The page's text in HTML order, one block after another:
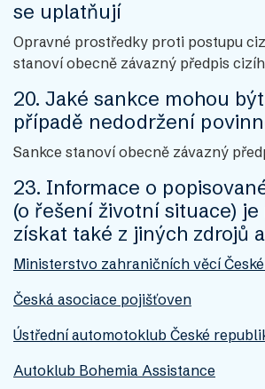
se uplatňují
Opravné prostředky proti postupu
stanoví obecně závazný předpis
20. Jaké sankce mohou
případě nedodržení
Sankce stanoví obecně závazný
23. Informace o
(o řešení životní situace) je
získat také z jiných zdrojů
Ministerstvo zahraničních věcí
Česká asociace pojišťoven
Ústřední automotoklub České
Autoklub Bohemia Assistance